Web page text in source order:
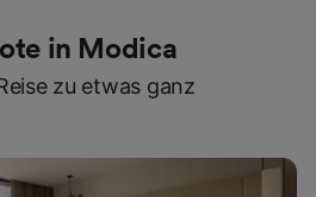
in Modica
zu etwas ganz